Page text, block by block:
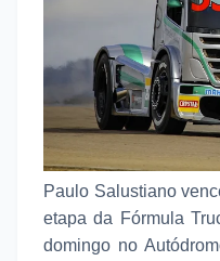
Paulo Salustiano
etapa da Fórmula
domingo no